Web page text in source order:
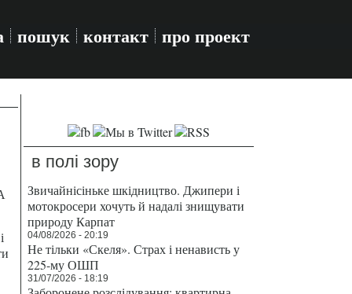
пошук контакт про проект
в полі зору
Звичайнісіньке шкідництво. Джипери і
мотокросери хочуть й надалі знищувати
природу Карпат
04/08/2026 - 20:19
Не тільки «Скеля». Страх і ненависть у
225-му ОШП
31/07/2026 - 18:19